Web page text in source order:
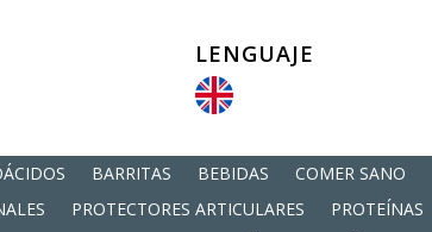
LENGUAJE
BARRITAS BEBIDAS
COMER SANO
PROTECTORES ARTICULARES
PROTEÍNAS